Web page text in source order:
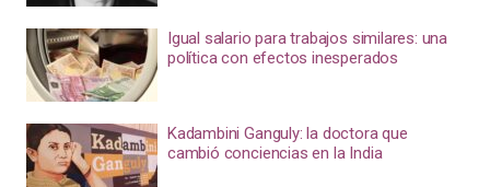
Igual salario para trabajos similares: una
política con efectos inesperados
Kadambini Ganguly: la doctora que
cambió conciencias en la India